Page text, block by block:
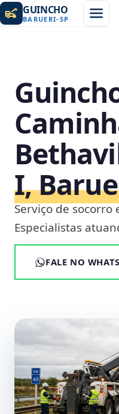
GUINCHO
BARUERI-SP
I,
Serviço de socorro
Especialistas
FALE NO